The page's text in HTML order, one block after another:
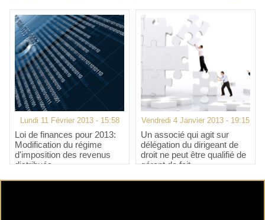
Lundi 11 Février 2013 - 15:58
Loi de finances pour 2013:
Modification du régime
d'imposition des revenus
distribués
Vendredi 4 Janvier 2013 - 19:15
Un associé qui agit sur
délégation du dirigeant de
droit ne peut être qualifié de
gérant de fait